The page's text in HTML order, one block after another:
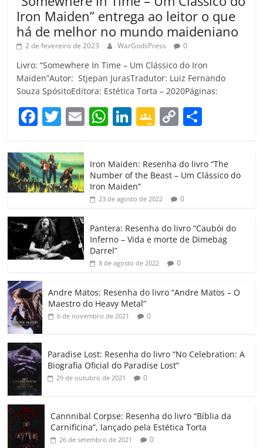
Iron Maiden” entrega ao leitor o que
há de melhor no mundo maideniano
2 de fevereiro de 2023 WarGodsPress 0
Livro: “Somewhere In Time – Um Clássico do Iron
Maiden”Autor: Stjepan JurasTradutor: Luiz Fernando
Souza SpósitoEditora: Estética Torta – 2020Páginas:
F
a
c
e
b
o
o
k
T
w
itt
er
E
m
W
h
s
A
p
p
Li
n
e
dI
n
G
o
gl
e
Cl
a
ss
ro
o
m
C
o
y
Li
n
k
p
h
ar
Iron Maiden: Resenha do livro “The
Number of the Beast – Um Clássico do
Iron Maiden”
23 de agosto de 2022 0
Pantera: Resenha do livro “Caubói do
Inferno – Vida e morte de Dimebag
Darrel”
8 de agosto de 2022 0
Andre Matos: Resenha do livro “Andre Matos – O
Maestro do Heavy Metal”
6 de novembro de 2021 0
Paradise Lost: Resenha do livro “No Celebration: A
Biografia Oficial do Paradise Lost”
29 de outubro de 2021 0
Cannnibal Corpse: Resenha do livro “Bíblia da
Carnificina”, lançado pela Estética Torta
26 de setembro de 2021 0